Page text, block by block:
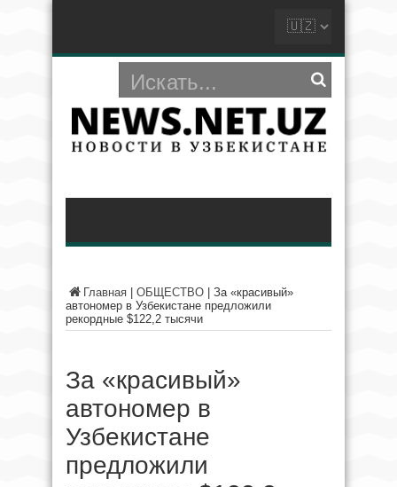
Главная ОБЩЕСТВО
За «красивый»
автономер в Узбекистане предложили
рекордные $122,2 тысячи
За «красивый»
автономер в
Узбекистане
предложили